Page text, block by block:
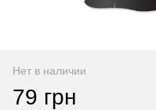
Нет в наличии
79 грн